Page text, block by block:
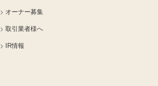
オーナー募集
取引業者様へ
IR情報